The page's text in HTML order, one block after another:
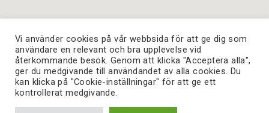
Copyright © 2026. Skandia Fastigheter - All Rights
Vi använder cookies på vår webbsida för att ge dig som
användare en relevant och bra upplevelse vid
återkommande besök. Genom att klicka "Acceptera alla",
ger du medgivande till användandet av alla cookies. Du
kan klicka på "Cookie-inställningar" för att ge ett
kontrollerat medgivande.